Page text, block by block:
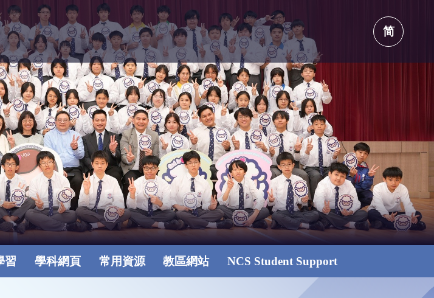
简
習 學科網頁 常用資源 教區網站 NCS Student Support